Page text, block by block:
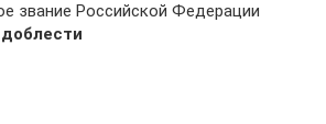
звание Российской Федерации